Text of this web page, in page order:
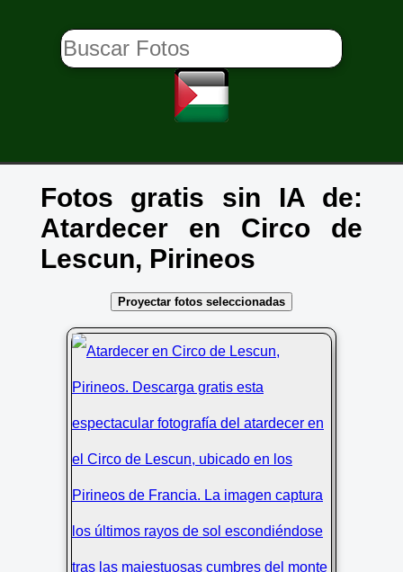
Fotos gratis sin IA de:
Atardecer en Circo de
Lescun, Pirineos
Proyectar fotos seleccionadas